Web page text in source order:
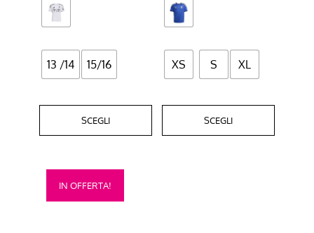
13 /14 15/16
SCEGLI
nella
pagina
prodotto
XS S XL
SCEGLI
nella
pagina
prodotto
IN OFFERTA!
Questo
prodotto